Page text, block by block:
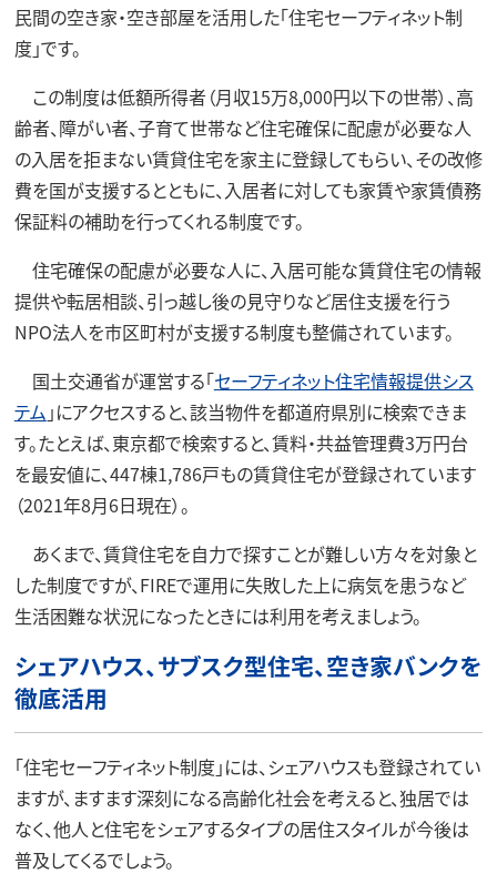
民間の空き家・空き部屋を活用した「住宅セーフティネット制
度」です。
この制度は低額所得者（月収15万8,000円以下の世帯）、高
齢者、障がい者、子育て世帯など住宅確保に配慮が必要な人
の入居を拒まない賃貸住宅を家主に登録してもらい、その改修
費を国が支援するとともに、入居者に対しても家賃や家賃債務
保証料の補助を行ってくれる制度です。
住宅確保の配慮が必要な人に、入居可能な賃貸住宅の情報
提供や転居相談、引っ越し後の見守りなど居住支援を行う
NPO法人を市区町村が支援する制度も整備されています。
国土交通省が運営する「セーフティネット住宅情報提供シス
テム 」にアクセスすると、該当物件を都道府県別に検索できま
す。たとえば、東京都で検索すると、賃料・共益管理費3万円台
を最安値に、447棟1,786戸もの賃貸住宅が登録されています
（2021年8月6日現在）。
あくまで、賃貸住宅を自力で探すことが難しい方々を対象と
した制度ですが、FIREで運用に失敗した上に病気を患うなど
生活困難な状況になったときには利用を考えましょう。
シェアハウス、サブスク型住宅、空き家バンクを
徹底活用
「住宅セーフティネット制度」には、シェアハウスも登録されてい
ますが、ますます深刻になる高齢化社会を考えると、独居では
なく、他人と住宅をシェアするタイプの居住スタイルが今後は
普及してくるでしょう。